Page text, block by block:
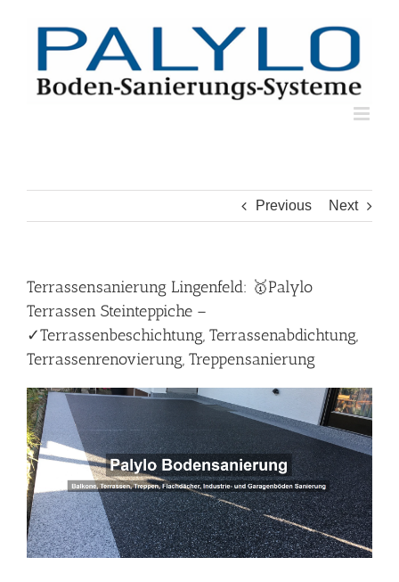
Previous Next
Terrassensanierung Lingenfeld: 🥇Palylo
Terrassen Steinteppiche –
✓Terrassenbeschichtung, Terrassenabdichtung,
Terrassenrenovierung, Treppensanierung